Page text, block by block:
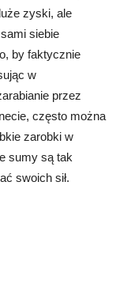
zyski, ale
siebie
by faktycznie
w
przez
często można
zarobki w
sumy są tak
swoich sił.